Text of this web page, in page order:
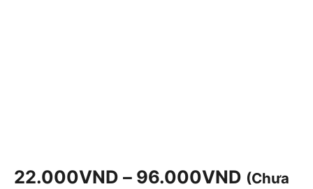
22.000VND – 96.000VND (Chưa